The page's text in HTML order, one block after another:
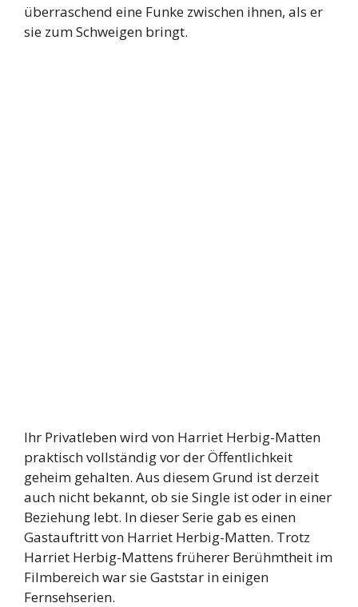
überraschend eine Funke zwischen ihnen, als er
sie zum Schweigen bringt.
Ihr Privatleben wird von Harriet Herbig-Matten
praktisch vollständig vor der Öffentlichkeit
geheim gehalten. Aus diesem Grund ist derzeit
auch nicht bekannt, ob sie Single ist oder in einer
Beziehung lebt. In dieser Serie gab es einen
Gastauftritt von Harriet Herbig-Matten. Trotz
Harriet Herbig-Mattens früherer Berühmtheit im
Filmbereich war sie Gaststar in einigen
Fernsehserien.